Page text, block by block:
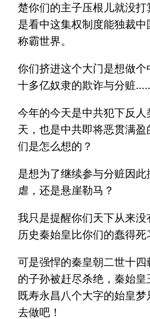
楚你们的主子压根儿就没打
是看中这集权制度能独裁
称霸世界。
你们挤进这个大门是想做
十多亿奴隶的欺诈与分赃
今年的今天是中共犯下反
天，也是中共即将恶贯满
们是怎么想的？
是想为了继续参与分赃因
虐，还是悬崖勒马？
我只是提醒你们天下从来
历史秦始皇比你们的蠢得死
可是强悍的秦皇朝二世十
的子孙被赶尽杀绝，秦始皇
既寿永昌八个大字的始皇
去做吧！